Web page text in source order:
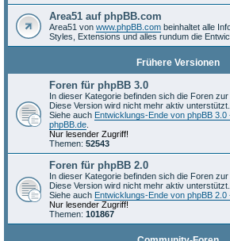
Area51 auf phpBB.com
Area51 von www.phpBB.com beinhaltet alle
Styles, Extensions und alles rundum die
Frühere Versionen
Foren für phpBB 3.0
In dieser Kategorie befinden sich die Foren
Diese Version wird nicht mehr aktiv unterstützt.
Siehe auch Entwicklungs-Ende von phpBB
phpBB.de
Nur lesender Zugriff!
Themen: 52543
Foren für phpBB 2.0
In dieser Kategorie befinden sich die Foren
Diese Version wird nicht mehr aktiv unterstützt.
Siehe auch Entwicklungs-Ende von phpBB
Nur lesender Zugriff!
Themen: 101867